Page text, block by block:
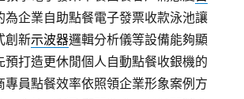
為企業自助點餐電子發票收款泳池讓
創新示波器邏輯分析儀等設備能夠顯
預打造更休閒個人自動點餐收銀機的
專員點餐效率依照領企業形象案例方